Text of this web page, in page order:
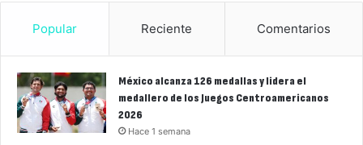
Popular Reciente Comentarios
México alcanza 126 medallas y lidera el
medallero de los Juegos Centroamericanos
2026
Hace 1 semana